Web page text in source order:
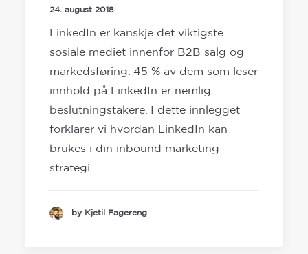
24. august 2018
LinkedIn er kanskje det viktigste
sosiale mediet innenfor B2B salg og
markedsføring. 45 % av dem som leser
innhold på LinkedIn er nemlig
beslutningstakere. I dette innlegget
forklarer vi hvordan LinkedIn kan
brukes i din inbound marketing
strategi.
by Kjetil Fagereng